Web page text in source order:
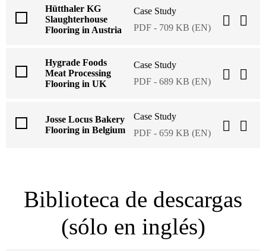
Hütthaler KG
Slaughterhouse
Flooring in Austria
Case Study
PDF - 709 KB (EN)
Hygrade Foods
Meat Processing
Flooring in UK
Case Study
PDF - 689 KB (EN)
Josse Locus Bakery
Flooring in Belgium
Case Study
PDF - 659 KB (EN)
Biblioteca de descargas
(sólo en inglés)